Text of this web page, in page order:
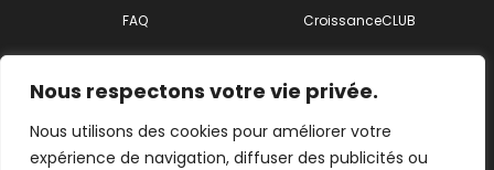
Nous respectons votre vie privée.
Nous utilisons des cookies pour améliorer votre
expérience de navigation, diffuser des publicités ou
FAQ
CroissanceCLUB